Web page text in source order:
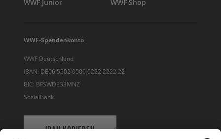
WWF Junior WWF Shop
WWF-Spendenkonto
WWF Deutschland
IBAN: DE06 5502 0500 0222 2222 22
BIC: BFSWDE33MNZ
SozialBank
IBAN KOPIEREN